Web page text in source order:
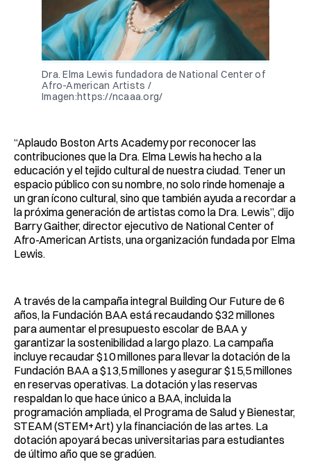
Dra. Elma Lewis fundadora de National Center of
Afro-American Artists /
Imagen:https://ncaaa.org/
“Aplaudo Boston Arts Academy por reconocer las
contribuciones que la Dra. Elma Lewis ha hecho a la
educación y el tejido cultural de nuestra ciudad. Tener un
espacio público con su nombre, no solo rinde homenaje a
un gran ícono cultural, sino que también ayuda a recordar a
la próxima generación de artistas como la Dra. Lewis”, dijo
Barry Gaither, director ejecutivo de National Center of
Afro-American Artists, una organización fundada por Elma
Lewis.
A través de la campaña integral Building Our Future de 6
años, la Fundación BAA está recaudando $32 millones
para aumentar el presupuesto escolar de BAA y
garantizar la sostenibilidad a largo plazo. La campaña
incluye recaudar $10 millones para llevar la dotación de la
Fundación BAA a $13,5 millones y asegurar $15,5 millones
en reservas operativas. La dotación y las reservas
respaldan lo que hace único a BAA, incluida la
programación ampliada, el Programa de Salud y Bienestar,
STEAM (STEM+Art) y la financiación de las artes. La
dotación apoyará becas universitarias para estudiantes
de último año que se gradúen.